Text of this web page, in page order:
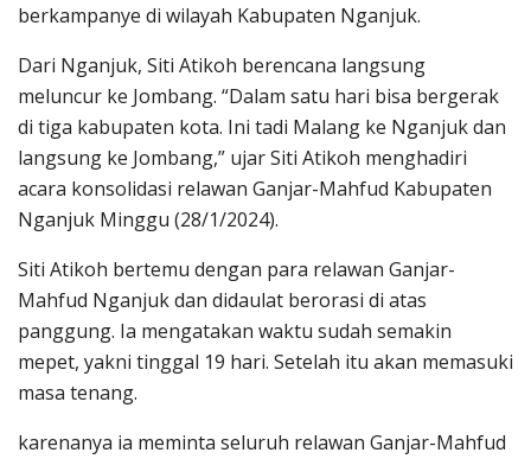
berkampanye di wilayah Kabupaten Nganjuk.
Dari Nganjuk, Siti Atikoh berencana langsung
meluncur ke Jombang. “Dalam satu hari bisa bergerak
di tiga kabupaten kota. Ini tadi Malang ke Nganjuk dan
langsung ke Jombang,” ujar Siti Atikoh menghadiri
acara konsolidasi relawan Ganjar-Mahfud Kabupaten
Nganjuk Minggu (28/1/2024).
Siti Atikoh bertemu dengan para relawan Ganjar-
Mahfud Nganjuk dan didaulat berorasi di atas
panggung. Ia mengatakan waktu sudah semakin
mepet, yakni tinggal 19 hari. Setelah itu akan memasuki
masa tenang.
karenanya ia meminta seluruh relawan Ganjar-Mahfud